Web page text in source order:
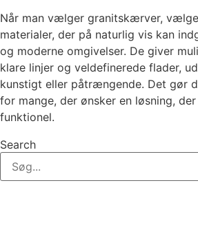
Når man vælger granitskærver,
materialer, der på naturlig vis kan
og moderne omgivelser. De giver
klare linjer og veldefinerede flader,
kunstigt eller påtrængende. Det gør
for mange, der ønsker en løsning,
funktionel.
Search